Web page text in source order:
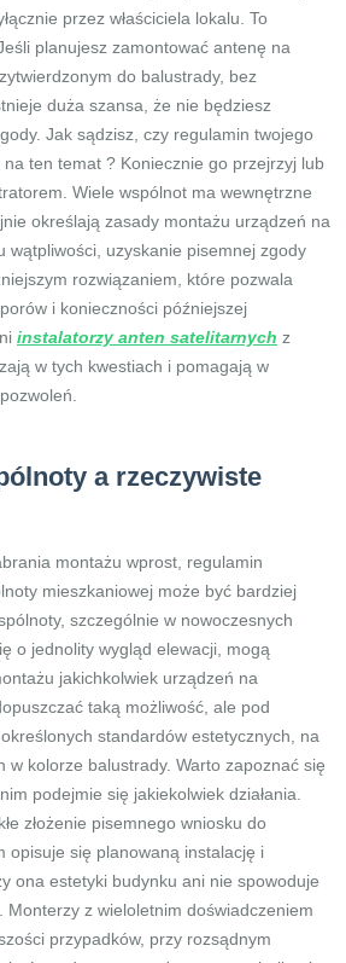
przez właściciela lokalu. To
planujesz zamontować antenę na
do balustrady, bez
duża szansa, że nie będziesz
Jak sądzisz, czy regulamin twojego
ten temat ? Koniecznie go przejrzyj lub
Wiele wspólnot ma wewnętrzne
określają zasady montażu urządzeń na
wątpliwości, uzyskanie pisemnej zgody
rozwiązaniem, które pozwala
i konieczności późniejszej
instalatorzy anten satelitarnych z
w tych kwestiach i pomagają w
a rzeczywiste
montażu wprost, regulamin
mieszkaniowej może być bardziej
szczególnie w nowoczesnych
o jednolity wygląd elewacji, mogą
jakichkolwiek urządzeń na
taką możliwość, ale pod
standardów estetycznych, na
w kolorze balustrady. Warto zapoznać się
podejmie się jakiekolwiek działania.
złożenie pisemnego wniosku do
opisuje się planowaną instalację i
ona estetyki budynku ani nie spowoduje
Monterzy z wieloletnim doświadczeniem
przypadków, przy rozsądnym